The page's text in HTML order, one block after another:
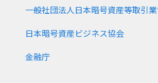
一般社団法人日本暗号資産等取引
日本暗号資産ビジネス協会
金融庁